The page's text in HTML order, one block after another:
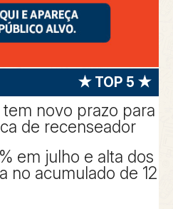
★ TOP 5 ★
tem novo prazo para
de recenseador
em julho e alta dos
no acumulado de 12